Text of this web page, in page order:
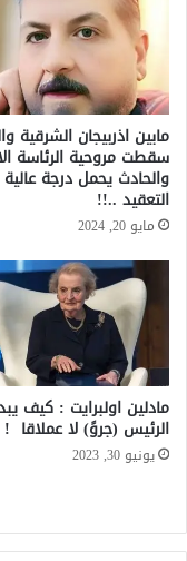
مابين اذربيجان الشرقية
سقطت مروحية الرئاسة
والحادث يحمل درجة
التعقيد ..!!
مايو 20, 2024
مادلين اولبرايت : كيف
الرئيس (جروً) لا عملاقا !
يونيو 30, 2023